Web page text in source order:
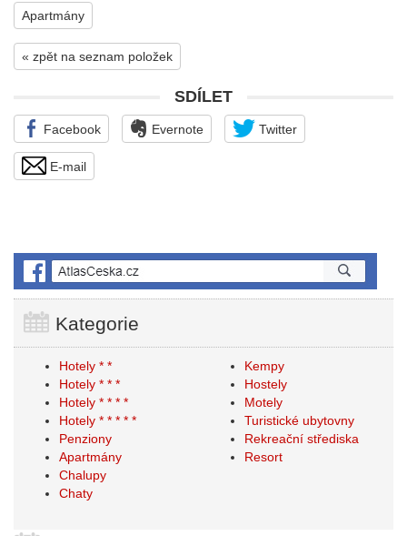
Apartmány
« zpět na seznam položek
SDÍLET
Facebook Evernote Twitter
E-mail
Kategorie
Hotely * *
Hotely * * *
Hotely * * * *
Hotely * * * * *
Penziony
Apartmány
Chalupy
Chaty
Kempy
Hostely
Motely
Turistické ubytovny
Rekreační střediska
Resort